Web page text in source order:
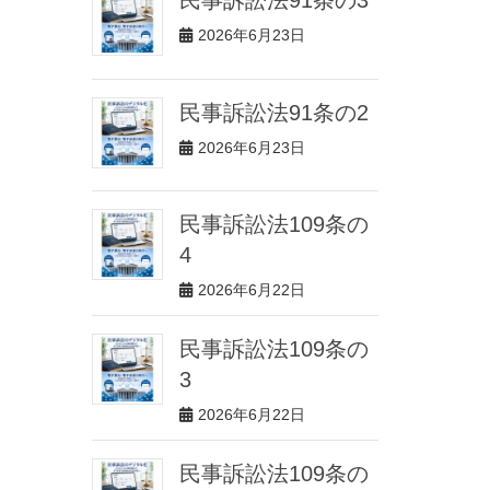
2026年6月23日
民事訴訟法91条の2
2026年6月23日
民事訴訟法109条の
4
2026年6月22日
民事訴訟法109条の
3
2026年6月22日
民事訴訟法109条の